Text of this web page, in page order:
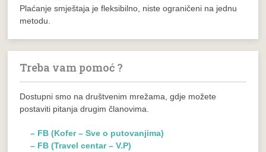
Plaćanje smještaja je fleksibilno, niste ograničeni na jednu
metodu.
Treba vam pomoć ?
Dostupni smo na društvenim mrežama, gdje možete
postaviti pitanja drugim članovima.
– FB (Kofer – Sve o putovanjima)
– FB (Travel centar – V.P)